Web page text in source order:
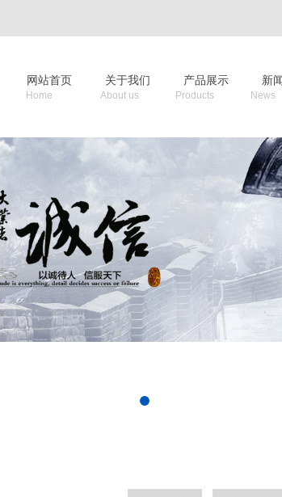
网站首页 关于我们 产品展示 新
Home About us Products